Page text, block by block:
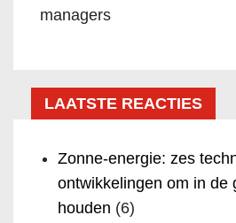
managers
LAATSTE REACTIES
Zonne-energie: zes
ontwikkelingen om in de
houden (6)